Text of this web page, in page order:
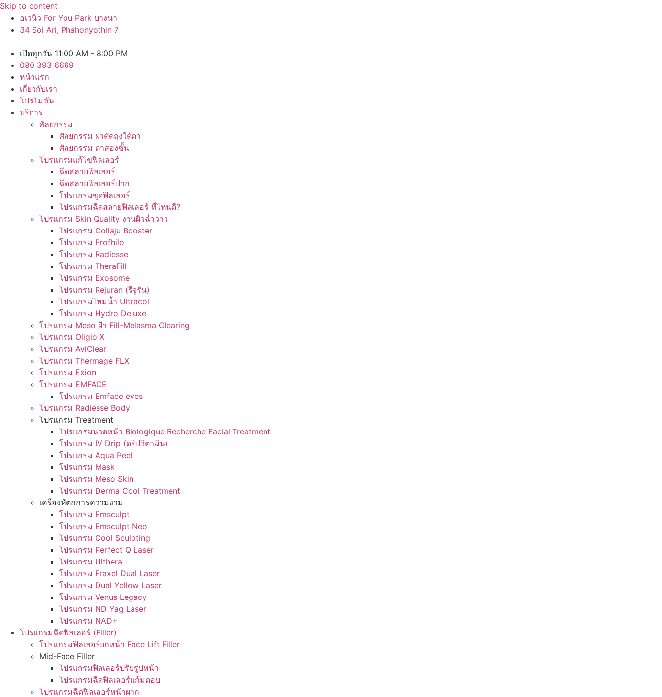
Skip to content
อเวนิว For You Park บางนา
34 Soi Ari, Phahonyothin 7
เปิดทุกวัน 11:00 AM - 8:00 PM
080 393 6669
หน้าแรก
เกี่ยวกับเรา
โปรโมชัน
บริการ
ศัลยกรรม
ศัลยกรรม ผ่าตัดถุงใต้ตา
ศัลยกรรม ตาสองชั้น
โปรแกรมแก้ไขฟิลเลอร์
ฉีดสลายฟิลเลอร์
ฉีดสลายฟิลเลอร์ปาก
โปรแกรมขูดฟิลเลอร์
โปรแกรมฉีดสลายฟิลเลอร์ ที่ไหนดี?
โปรแกรม Skin Quality งานผิวฉ่ำวาว
โปรแกรม Collaju Booster
โปรแกรม Profhilo
โปรแกรม Radiesse
โปรแกรม TheraFill
โปรแกรม Exosome
โปรแกรม Rejuran (รีจูรัน)
โปรแกรมไหมน้ำ Ultracol
โปรแกรม Hydro Deluxe
โปรแกรม Meso ฝ้า Fill-Melasma Clearing
โปรแกรม Oligio X
โปรแกรม AviClear
โปรแกรม Thermage FLX
โปรแกรม Exion
โปรแกรม EMFACE
โปรแกรม Emface eyes
โปรแกรม Radiesse Body
โปรแกรม Treatment
โปรแกรมนวดหน้า Biologique Recherche Facial Treatment
โปรแกรม IV Drip (ดริปวิตามิน)
โปรแกรม Aqua Peel
โปรแกรม Mask
โปรแกรม Meso Skin
โปรแกรม Derma Cool Treatment
เครื่องหัตถการความงาม
โปรแกรม Emsculpt
โปรแกรม Emsculpt Neo
โปรแกรม Cool Sculpting
โปรแกรม Perfect Q Laser
โปรแกรม Ulthera
โปรแกรม Fraxel Dual Laser
โปรแกรม Dual Yellow Laser
โปรแกรม Venus Legacy
โปรแกรม ND Yag Laser
โปรแกรม NAD+
โปรแกรมฉีดฟิลเลอร์ (Filler)
โปรแกรมฟิลเลอร์ยกหน้า Face Lift Filler
Mid-Face Filler
โปรแกรมฟิลเลอร์ปรับรูปหน้า
โปรแกรมฉีดฟิลเลอร์แก้มตอบ
โปรแกรมฉีดฟิลเลอร์หน้าผาก